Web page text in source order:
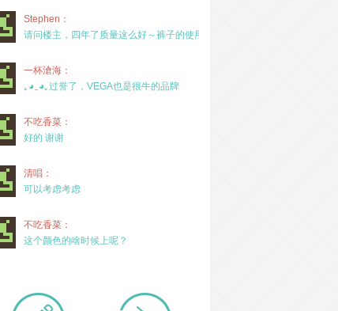
Stephen：
请问楼主，四年了质量这么好～裤子的使用率高吗？
一杯滄海：
｡◕‿◕｡过誉了，VEGA也是很牛的品牌
不吃香菜：
好的 谢谢
清唱：
可以考虑考虑
不吃香菜：
这个颜色的啥时候上呢？